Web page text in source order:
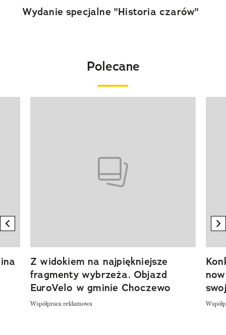
Wydanie specjalne "Historia czarów"
Polecane
previous element
Z widokiem na najpiękniejsze
fragmenty wybrzeża. Objazd
EuroVelo w gminie Choczewo
Współpraca reklamowa